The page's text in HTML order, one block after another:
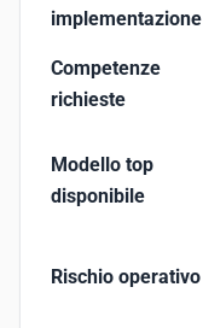
implementazione
Competenze
richieste
Modello top
disponibile
Rischio operativo